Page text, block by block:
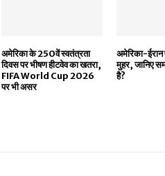
अमेरिका के 250वें स्वतंत्रता
दिवस पर भीषण हीटवेव का खतरा,
FIFA World Cup 2026
पर भी असर
अमेरिका-ईरान
मुहर, जानिए
है?